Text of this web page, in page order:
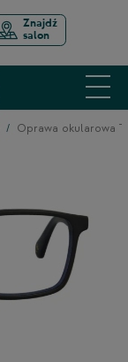
Znajdź
salon
Oprawa okularowa